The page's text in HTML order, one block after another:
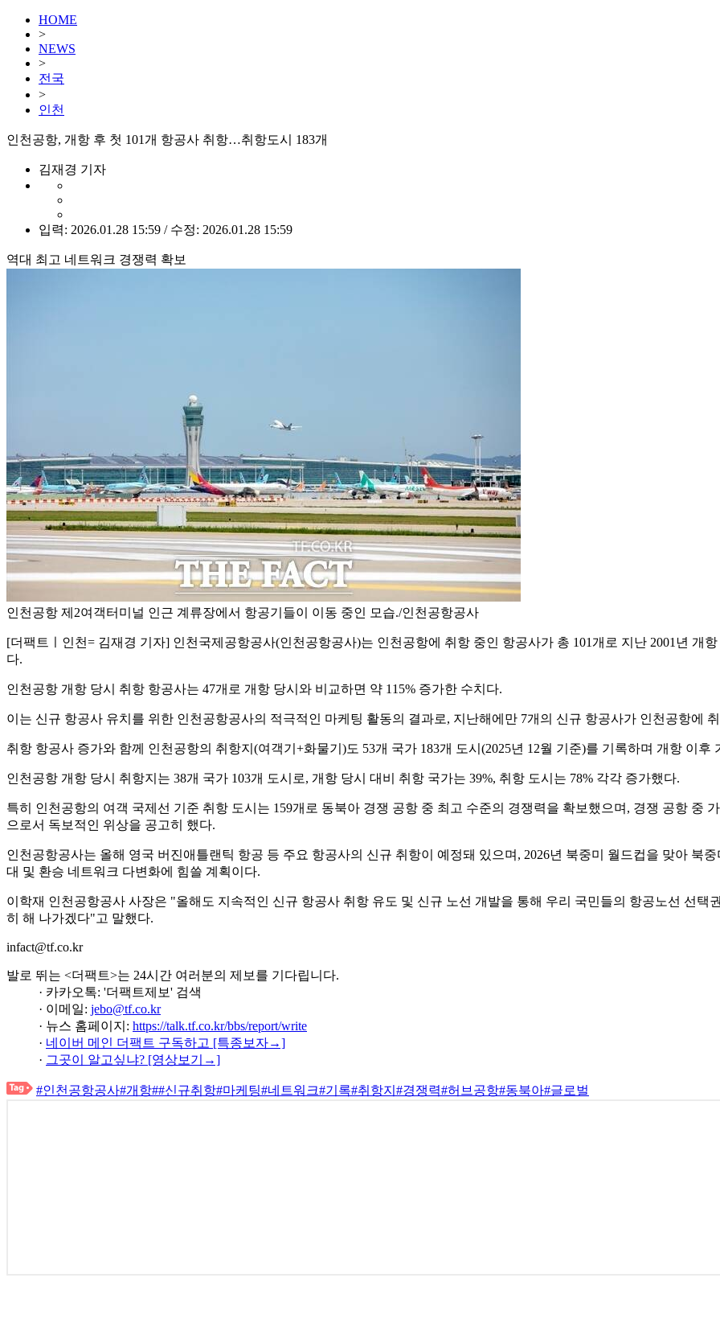
HOME
>
NEWS
>
전국
>
인천
인천공항, 개항 후 첫 101개 항공사 취항…취항도시 183개
김재경 기자
입력: 2026.01.28 15:59 / 수정: 2026.01.28 15:59
역대 최고 네트워크 경쟁력 확보
인천공항 제2여객터미널 인근 계류장에서 항공기들이 이동 중인 모습./인천공항공사
[더팩트ㅣ인천= 김재경 기자] 인천국제공항공사(인천공항공사)는 인천공항에 취항 중인 항공사가 총 101개로 지난 2001년 개
다.
인천공항 개항 당시 취항 항공사는 47개로 개항 당시와 비교하면 약 115% 증가한 수치다.
이는 신규 항공사 유치를 위한 인천공항공사의 적극적인 마케팅 활동의 결과로, 지난해에만 7개의 신규 항공사가 인천공항에
취항 항공사 증가와 함께 인천공항의 취항지(여객기+화물기)도 53개 국가 183개 도시(2025년 12월 기준)를 기록하며 개항 이
인천공항 개항 당시 취항지는 38개 국가 103개 도시로, 개항 당시 대비 취항 국가는 39%, 취항 도시는 78% 각각 증가했다.
특히 인천공항의 여객 국제선 기준 취항 도시는 159개로 동북아 경쟁 공항 중 최고 수준의 경쟁력을 확보했으며, 경쟁 공항 중
으로서 독보적인 위상을 공고히 했다.
인천공항공사는 올해 영국 버진애틀랜틱 항공 등 주요 항공사의 신규 취항이 예정돼 있으며, 2026년 북중미 월드컵을 맞아 북
대 및 환승 네트워크 다변화에 힘쓸 계획이다.
이학재 인천공항공사 사장은 "올해도 지속적인 신규 항공사 취항 유도 및 신규 노선 개발을 통해 우리 국민들의 항공노선 선
히 해 나가겠다"고 말했다.
infact@tf.co.kr
발로 뛰는 <더팩트>는 24시간 여러분의 제보를 기다립니다.
· 카카오톡: '더팩트제보' 검색
· 이메일: jebo@tf.co.kr
· 뉴스 홈페이지: https://talk.tf.co.kr/bbs/report/write
· 네이버 메인 더팩트 구독하고 [특종보자→]
· 그곳이 알고싶냐? [영상보기→]
#인천공항공사#개항##신규취항#마케팅#네트워크#기록#취항지 #경쟁력#허브공항#동북아#글로벌